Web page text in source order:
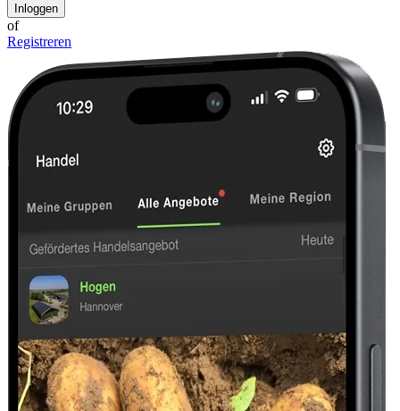
Inloggen
of
Registreren